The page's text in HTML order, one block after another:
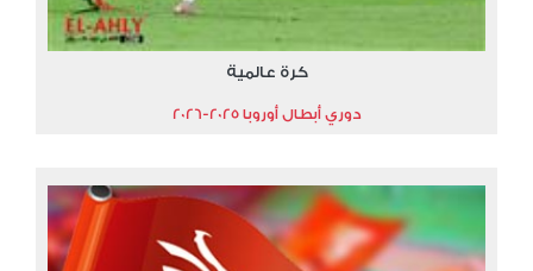
كرة عالمية
دوري أبطال أوروبا 2025-2026